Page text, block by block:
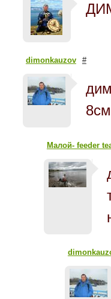
dimonkauzov #
Малой- feeder